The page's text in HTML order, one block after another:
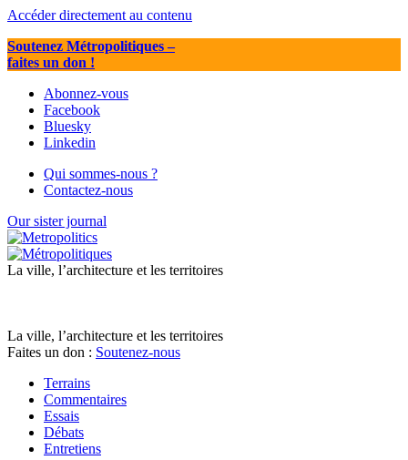
Accéder directement au contenu
Soutenez Métropolitiques–
faites un don !
Abonnez-vous
Facebook
Bluesky
Linkedin
Qui sommes-nous ?
Contactez-nous
Our sister journal
La ville, l’architecture et les territoires
La ville, l’architecture et les territoires
Faites un don : Soutenez-nous
Terrains
Commentaires
Essais
Débats
Entretiens